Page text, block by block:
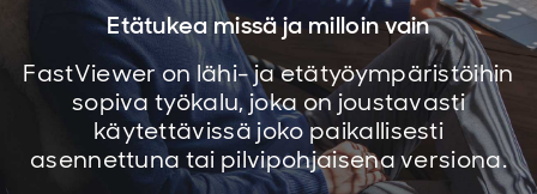
Etätukea missä ja milloin vain
FastViewer on lähi- ja etätyöympäristöihin
sopiva työkalu, joka on joustavasti
käytettävissä joko paikallisesti
asennettuna tai pilvipohjaisena versiona.